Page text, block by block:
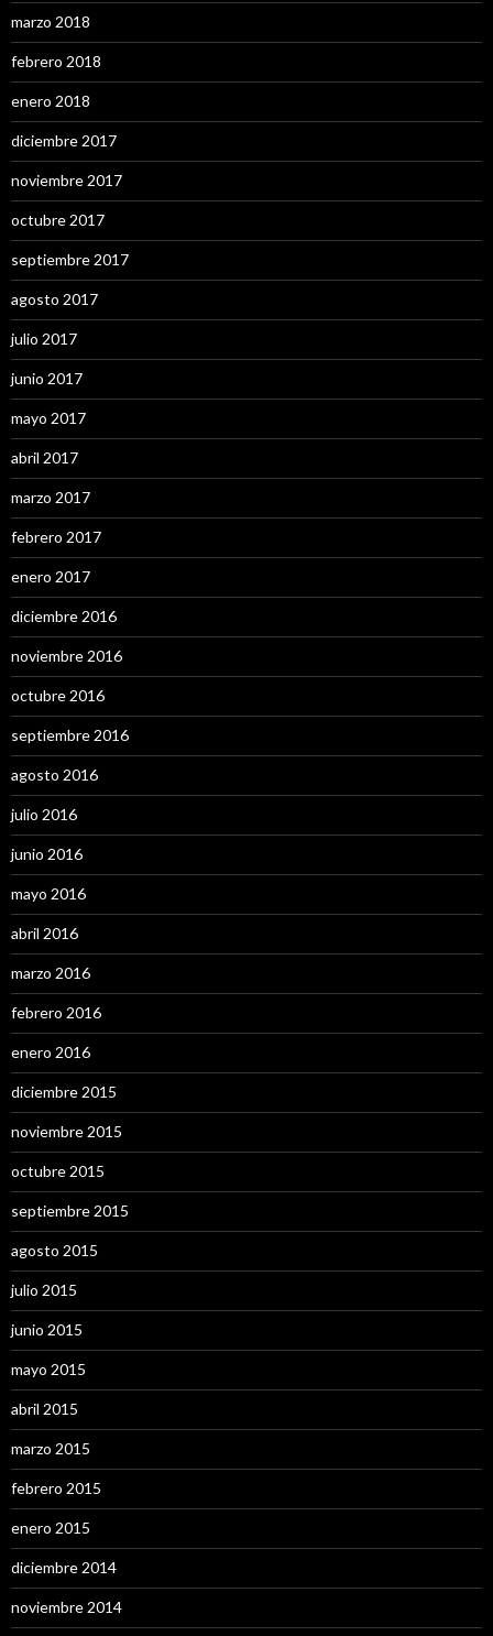
marzo 2018
febrero 2018
enero 2018
diciembre 2017
noviembre 2017
octubre 2017
septiembre 2017
agosto 2017
julio 2017
junio 2017
mayo 2017
abril 2017
marzo 2017
febrero 2017
enero 2017
diciembre 2016
noviembre 2016
octubre 2016
septiembre 2016
agosto 2016
julio 2016
junio 2016
mayo 2016
abril 2016
marzo 2016
febrero 2016
enero 2016
diciembre 2015
noviembre 2015
octubre 2015
septiembre 2015
agosto 2015
julio 2015
junio 2015
mayo 2015
abril 2015
marzo 2015
febrero 2015
enero 2015
diciembre 2014
noviembre 2014